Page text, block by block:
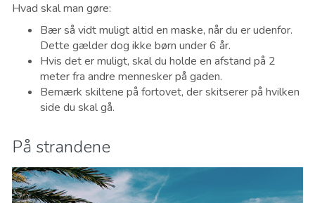
Hvad skal man gøre:
Bær så vidt muligt altid en maske, når du er udenfor.
Dette gælder dog ikke børn under 6 år.
Hvis det er muligt, skal du holde en afstand på 2
meter fra andre mennesker på gaden.
Bemærk skiltene på fortovet, der skitserer på hvilken
side du skal gå.
På strandene